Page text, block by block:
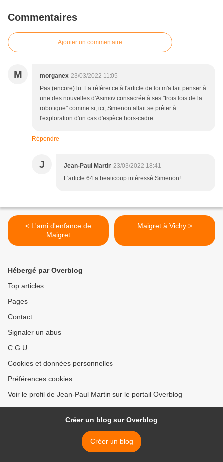
Commentaires
Ajouter un commentaire
M morganex 23/03/2022 11:05
Pas (encore) lu. La référence à l'article de loi m'a fait penser à
une des nouvelles d'Asimov consacrée à ses "trois lois de la
robotique" comme si, ici, Simenon allait se prêter à
l'exploration d'un cas d'espèce hors-cadre.
Répondre
J Jean-Paul Martin 23/03/2022 18:41
L'article 64 a beaucoup intéressé Simenon!
< L'ami d'enfance de
Maigret
Maigret à Vichy >
Hébergé par Overblog
Top articles
Pages
Contact
Signaler un abus
C.G.U.
Cookies et données personnelles
Préférences cookies
Voir le profil de Jean-Paul Martin sur le portail Overblog
Créer un blog sur Overblog
Créer un blog